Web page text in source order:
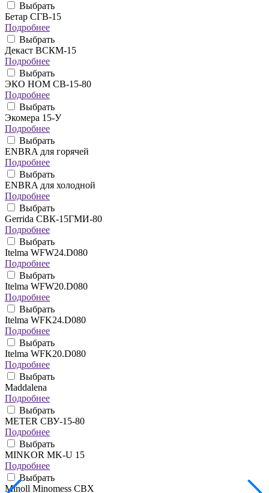
Выбрать
Бетар СГВ-15
Подробнее
Выбрать
Декаст ВСКМ-15
Подробнее
Выбрать
ЭКО НОМ СВ-15-80
Подробнее
Выбрать
Экомера 15-У
Подробнее
Выбрать
ENBRA для горячей
Подробнее
Выбрать
ENBRA для холодной
Подробнее
Выбрать
Gerrida СВК-15ГМИ-80
Подробнее
Выбрать
Itelma WFW24.D080
Подробнее
Выбрать
Itelma WFW20.D080
Подробнее
Выбрать
Itelma WFK24.D080
Подробнее
Выбрать
Itelma WFK20.D080
Подробнее
Выбрать
Maddalena
Подробнее
Выбрать
METER СВУ-15-80
Подробнее
Выбрать
MINKOR MK-U 15
Подробнее
Выбрать
Minoll Minomess СВХ